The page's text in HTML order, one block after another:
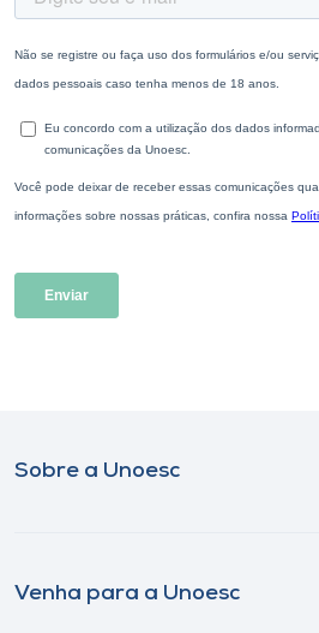
Sobre a Unoesc
Venha para a Unoesc